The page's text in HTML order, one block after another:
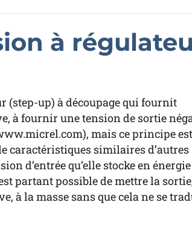
à
(step-up) à découpage qui fournit
à fournir une tension de sortie
mais ce principe est
caractéristiques similaires d’autres
d’entrée qu’elle stocke en énergie
partant possible de mettre la
à la masse sans que cela ne se